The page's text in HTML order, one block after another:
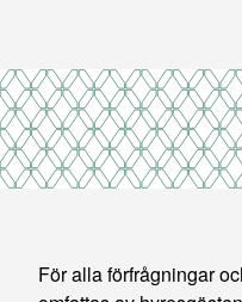
För alla förfrågningar